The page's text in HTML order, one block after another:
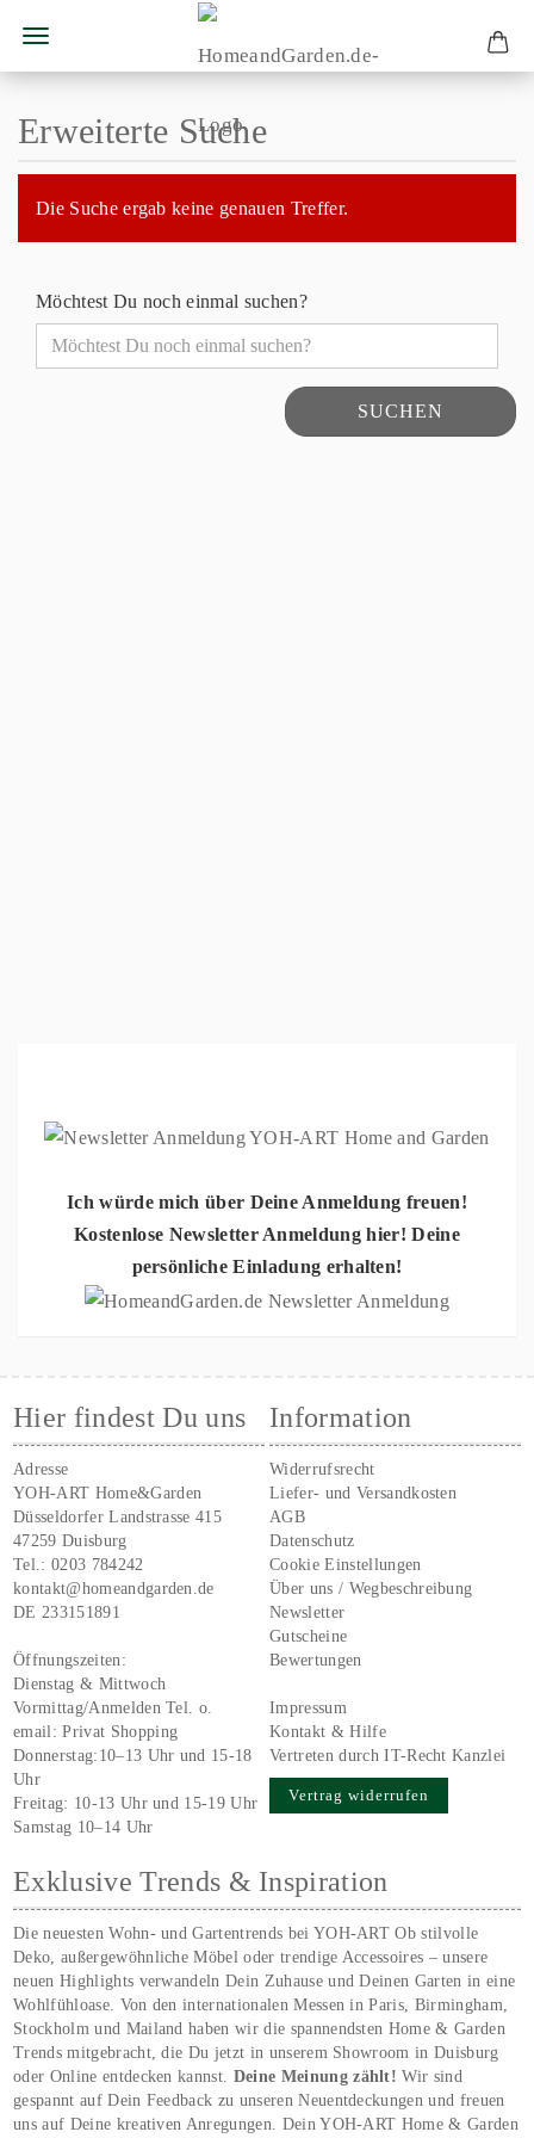
Erweiterte Suche
Die Suche ergab keine genauen Treffer.
Möchtest Du noch einmal suchen?
SUCHEN
Ich würde mich über Deine Anmeldung freuen!
Kostenlose Newsletter Anmeldung hier! Deine
persönliche Einladung erhalten!
Hier findest Du uns
Adresse
YOH-ART Home&Garden
Düsseldorfer Landstrasse 415
47259 Duisburg
Tel.:0203 784242
kontakt@homeandgarden.de
DE 233151891
Öffnungszeiten:
Dienstag & Mittwoch
Vormittag/Anmelden Tel. o.
email:Privat Shopping
Donnerstag:10–13 Uhr und 15-18
Uhr
Freitag: 10-13 Uhr und 15-19 Uhr
Samstag 10–14 Uhr
Information
Widerrufsrecht
Liefer- und Versandkosten
AGB
Datenschutz
Cookie Einstellungen
Über uns / Wegbeschreibung
Newsletter
Gutscheine
Bewertungen
Impressum
Kontakt & Hilfe
Vertreten durch IT-Recht Kanzlei
Vertrag widerrufen
Exklusive Trends & Inspiration
Die neuesten Wohn- und Gartentrends bei YOH‑ART Ob stilvolle
Deko, außergewöhnliche Möbel oder trendige Accessoires – unsere
neuen Highlights verwandeln Dein Zuhause und Deinen Garten in eine
Wohlfühloase. Von den internationalen Messen in Paris, Birmingham,
Stockholm und Mailand haben wir die spannendsten Home & Garden
Trends mitgebracht, die Du jetzt in unserem Showroom in Duisburg
oder Online entdecken kannst. Deine Meinung zählt!Wir sind
gespannt auf Dein Feedback zu unseren Neuentdeckungen und freuen
uns auf Deine kreativen Anregungen. Dein YOH‑ART Home & Garden